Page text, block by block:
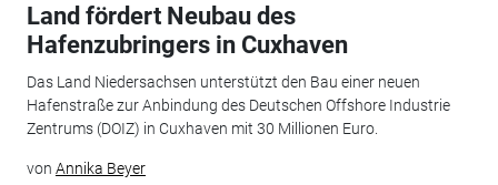
Land fördert Neubau des
Hafenzubringers in Cuxhaven
Das Land Niedersachsen unterstützt den Bau einer neuen
Hafenstraße zur Anbindung des Deutschen Offshore Industrie
Zentrums (DOIZ) in Cuxhaven mit 30 Millionen Euro.
von Annika Beyer